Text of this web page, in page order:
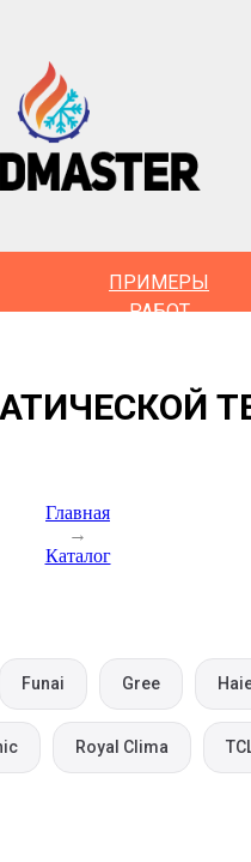
ПРИМЕРЫ
РАБОТ
Главная
→
Каталог
Funai Gree
Royal Clima